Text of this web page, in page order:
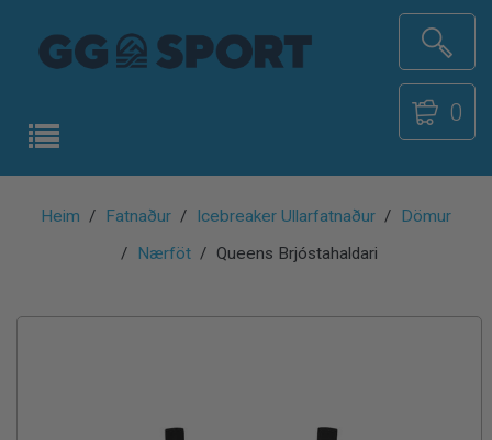
0
Heim Fatnaður Icebreaker Ullarfatnaður
Dömur
Nærföt
Queens Brjóstahaldari